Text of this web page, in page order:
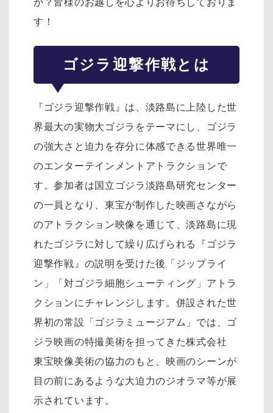
す！
ゴジラ迎撃作戦とは
『ゴジラ迎撃作戦』は、淡路島に上陸した世
界最大の実物大ゴジラをテーマにし、ゴジラ
の強大さと迫力を存分に体感できる世界唯一
のエンターテインメントアトラクションで
す。参加者は国立ゴジラ淡路島研究センター
の一員となり、東宝が制作した映画さながら
のアトラクション映像を通じて、淡路島に現
れたゴジラに対して繰り広げられる『ゴジラ
迎撃作戦』の説明を受けた後「ジップライ
ン」「対ゴジラ細胞シューティング」アトラ
クションにチャレンジします。併設された世
界初の常設「ゴジラミュージアム」では、ゴ
ジラ映画の特撮美術を担ってきた株式会社
東宝映像美術の協力のもと、映画のシーンが
目の前にあるような大迫力のジオラマ等が展
示されています。